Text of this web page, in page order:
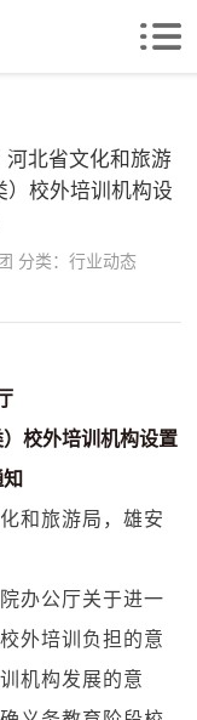
河北省文化和旅游
）校外培训机构设
分类：行业动态
校外培训机构设置
和旅游局，雄安
办公厅关于进一
外培训负担的意
机构发展的意